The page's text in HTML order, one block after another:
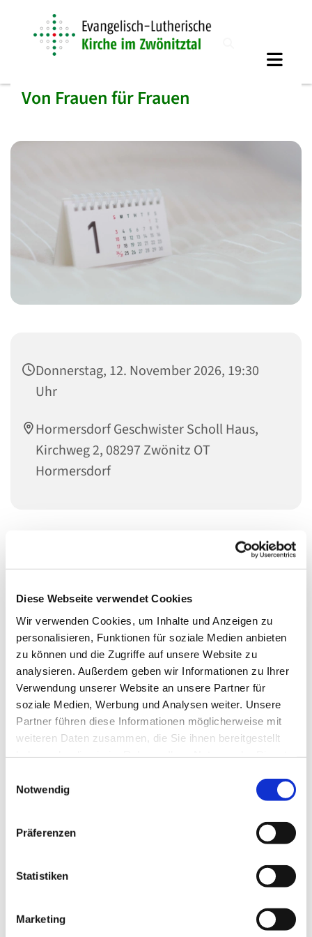
Diese Webseite verwendet Cookies
Wir verwenden Cookies, um Inhalte und Anzeigen zu
personalisieren, Funktionen für soziale Medien anbieten
zu können und die Zugriffe auf unsere Website zu
analysieren. Außerdem geben wir Informationen zu Ihrer
Verwendung unserer Website an unsere Partner für
soziale Medien, Werbung und Analysen weiter. Unsere
Partner führen diese Informationen möglicherweise mit
weiteren Daten zusammen, die Sie ihnen bereitgestellt
Notwendig
Präferenzen
Statistiken
Marketing
Von Frauen für Frauen
Donnerstag, 12. November 2026, 19:30
Uhr
Hormersdorf Geschwister Scholl Haus,
Kirchweg 2, 08297 Zwönitz OT
Hormersdorf
Dies könnte Sie auch interessieren